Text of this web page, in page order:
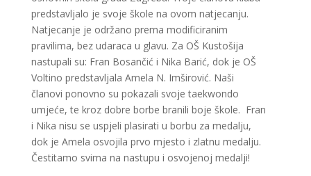
predstavljalo je svoje škole na ovom natjecanju.
Natjecanje je održano prema modificiranim
pravilima, bez udaraca u glavu. Za OŠ Kustošija
nastupali su: Fran Bosančić i Nika Barić, dok je OŠ
Voltino predstavljala Amela N. Imširović. Naši
članovi ponovno su pokazali svoje taekwondo
umjeće, te kroz dobre borbe branili boje škole. Fran
i Nika nisu se uspjeli plasirati u borbu za medalju,
dok je Amela osvojila prvo mjesto i zlatnu medalju.
Čestitamo svima na nastupu i osvojenoj medalji!